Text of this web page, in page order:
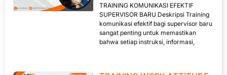
TRAINING KOMUNIKASI EFEKTIF
SUPERVISOR BARU Deskripsi Training
komunikasi efektif bagi supervisor baru
sangat penting untuk memastikan
bahwa setiap instruksi, informasi,